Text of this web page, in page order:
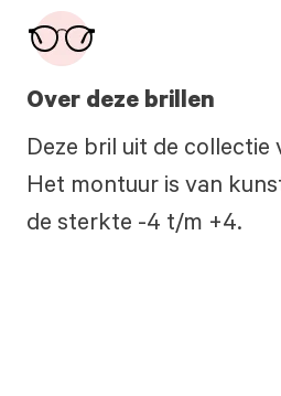
Over deze brillen
Deze bril uit de
Het montuur is van
de sterkte -4 t/m +4.